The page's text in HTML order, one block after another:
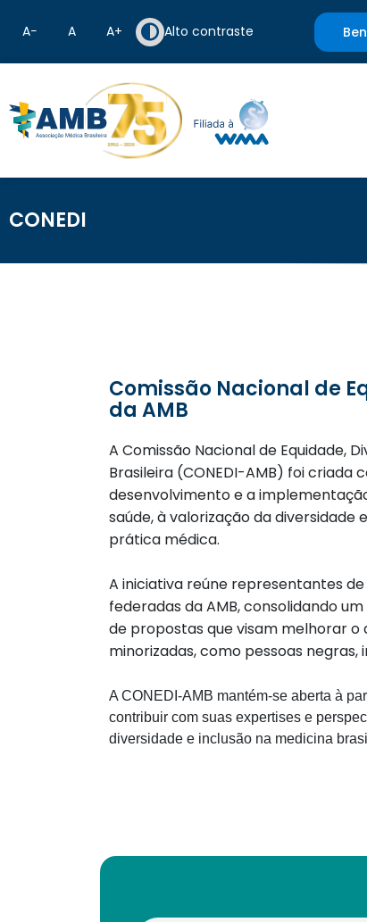
A− A A+ Alto contraste
CONEDI
Comissão Nacional de
da AMB
A Comissão Nacional de Equidade,
Brasileira (CONEDI-AMB) foi
desenvolvimento e a
saúde, à valorização da
prática médica.
A iniciativa reúne representantes
federadas da AMB, consolidando
de propostas que visam melhorar
minorizadas, como pessoas negras,
A CONEDI-AMB mantém-se aberta à
contribuir com suas expertises e
diversidade e inclusão na medicina